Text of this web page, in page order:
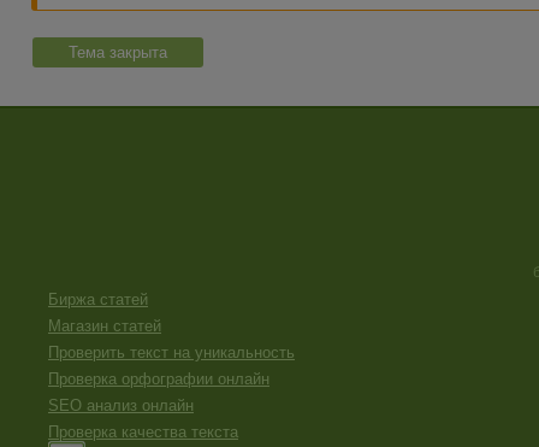
Тема закрыта
Биржа статей
Магазин статей
Проверить текст на уникальность
Проверка орфографии онлайн
SEO анализ онлайн
Проверка качества текста